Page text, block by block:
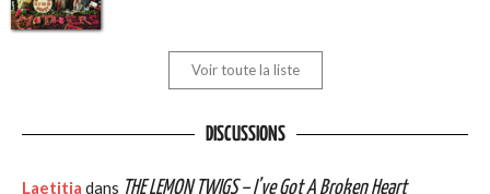
Voir toute la liste
DISCUSSIONS
Laetitia dans THE LEMON TWIGS – I’ve Got A Broken Heart